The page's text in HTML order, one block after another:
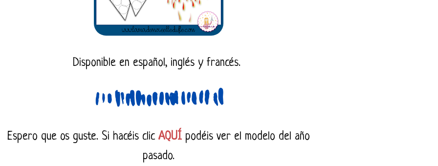
Disponible en español, inglés y francés.
Espero que os guste. Si hacéis clic AQUÍpodéis ver el modelo del año
pasado.